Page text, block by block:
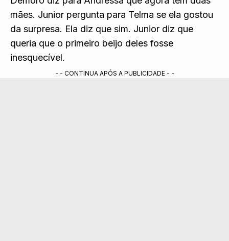
Vivi, angustiada, vai pegar o resultado do exame.
Demorô diz para Andressa que agora tem duas
mães. Junior pergunta para Telma se ela gostou
da surpresa. Ela diz que sim. Junior diz que
queria que o primeiro beijo deles fosse